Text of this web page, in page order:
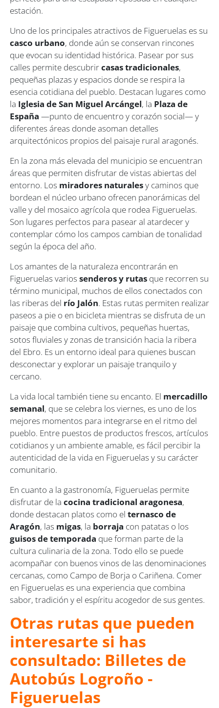
estación.
Uno de los principales atractivos de Figueruelas es su
casco urbano, donde aún se conservan rincones
que evocan su identidad histórica. Pasear por sus
calles permite descubrircasas tradicionales,
pequeñas plazas y espacios donde se respira la
esencia cotidiana del pueblo. Destacan lugares como
la Iglesia de San Miguel Arcángel, la Plaza de
España —punto de encuentro y corazón social— y
diferentes áreas donde asoman detalles
arquitectónicos propios del paisaje rural aragonés.
En la zona más elevada del municipio se encuentran
áreas que permiten disfrutar de vistas abiertas del
entorno. Los miradores naturalesy caminos que
bordean el núcleo urbano ofrecen panorámicas del
valle y del mosaico agrícola que rodea Figueruelas.
Son lugares perfectos para pasear al atardecer y
contemplar cómo los campos cambian de tonalidad
según la época del año.
Los amantes de la naturaleza encontrarán en
Figueruelas varios senderos y rutas que recorren su
término municipal, muchos de ellos conectados con
las riberas del río Jalón. Estas rutas permiten realizar
paseos a pie o en bicicleta mientras se disfruta de un
paisaje que combina cultivos, pequeñas huertas,
sotos fluviales y zonas de transición hacia la ribera
del Ebro. Es un entorno ideal para quienes buscan
desconectar y explorar un paisaje tranquilo y
cercano.
La vida local también tiene su encanto. El mercadillo
semanal, que se celebra los viernes, es uno de los
mejores momentos para integrarse en el ritmo del
pueblo. Entre puestos de productos frescos, artículos
cotidianos y un ambiente amable, es fácil percibir la
autenticidad de la vida en Figueruelas y su carácter
comunitario.
En cuanto a la gastronomía, Figueruelas permite
disfrutar de la cocina tradicional aragonesa,
donde destacan platos como el ternasco de
Aragón, las migas, la borraja con patatas o los
guisos de temporada que forman parte de la
cultura culinaria de la zona. Todo ello se puede
acompañar con buenos vinos de las denominaciones
cercanas, como Campo de Borja o Cariñena. Comer
en Figueruelas es una experiencia que combina
sabor, tradición y el espíritu acogedor de sus gentes.
Otras rutas que pueden
interesarte si has
consultado: Billetes de
Autobús Logroño -
Figueruelas